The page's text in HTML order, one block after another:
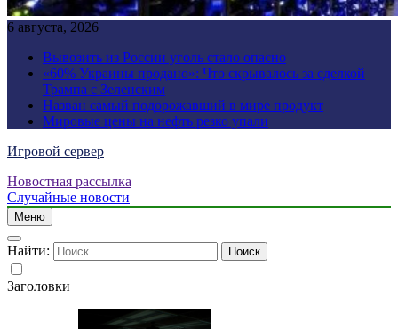
6 августа, 2026
Вывозить из России уголь стало опасно
«60% Украины продано»: Что скрывалось за сделкой
Трампа с Зеленским
Назван самый подорожавший в мире продукт
Мировые цены на нефть резко упали
Игровой сервер
Новостная рассылка
Случайные новости
Меню
Найти:
Заголовки